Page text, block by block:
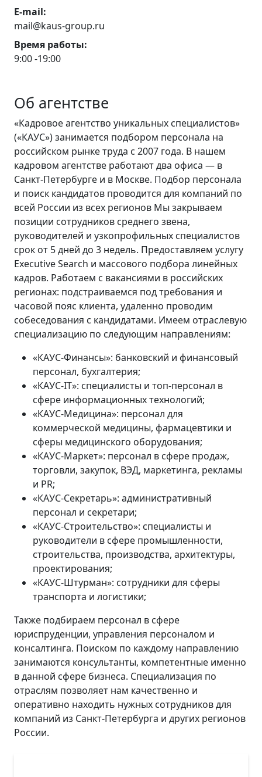
E-mail:
mail@kaus-group.ru
Время работы:
9:00 -19:00
Об агентстве
«Кадровое агентство уникальных специалистов»
(«КАУС») занимается подбором персонала на
российском рынке труда с 2007 года. В нашем
кадровом агентстве работают два офиса — в
Санкт-Петербурге и в Москве. Подбор персонала
и поиск кандидатов проводится для компаний по
всей России из всех регионов Мы закрываем
позиции сотрудников среднего звена,
руководителей и узкопрофильных специалистов
срок от 5 дней до 3 недель. Предоставляем услугу
Executive Search и массового подбора линейных
кадров. Работаем с вакансиями в российских
регионах: подстраиваемся под требования и
часовой пояс клиента, удаленно проводим
собеседования с кандидатами. Имеем отраслевую
специализацию по следующим направлениям:
«КАУС-Финансы»: банковский и финансовый
персонал, бухгалтерия;
«КАУС-IT»: специалисты и топ-персонал в
сфере информационных технологий;
«КАУС-Медицина»: персонал для
коммерческой медицины, фармацевтики и
сферы медицинского оборудования;
«КАУС-Маркет»: персонал в сфере продаж,
торговли, закупок, ВЭД, маркетинга, рекламы
и PR;
«КАУС-Секретарь»: административный
персонал и секретари;
«КАУС-Строительство»: специалисты и
руководители в сфере промышленности,
строительства, производства, архитектуры,
проектирования;
«КАУС-Штурман»: сотрудники для сферы
транспорта и логистики;
Также подбираем персонал в сфере
юриспруденции, управления персоналом и
консалтинга. Поиском по каждому направлению
занимаются консультанты, компетентные именно
в данной сфере бизнеса. Специализация по
отраслям позволяет нам качественно и
оперативно находить нужных сотрудников для
компаний из Санкт-Петербурга и других регионов
России.